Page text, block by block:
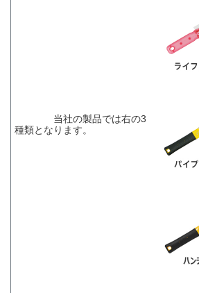
当社の製品では右の3
種類となります。